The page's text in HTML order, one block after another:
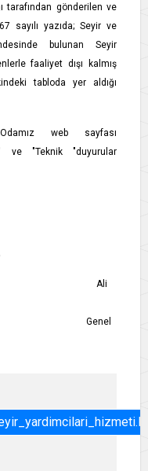
tarafından gönderilen ve
sayılı yazıda; Seyir ve
bulunan Seyir
faaliyet dışı kalmış
tabloda yer aldığı
web sayfası
ve "Teknik "duyurular